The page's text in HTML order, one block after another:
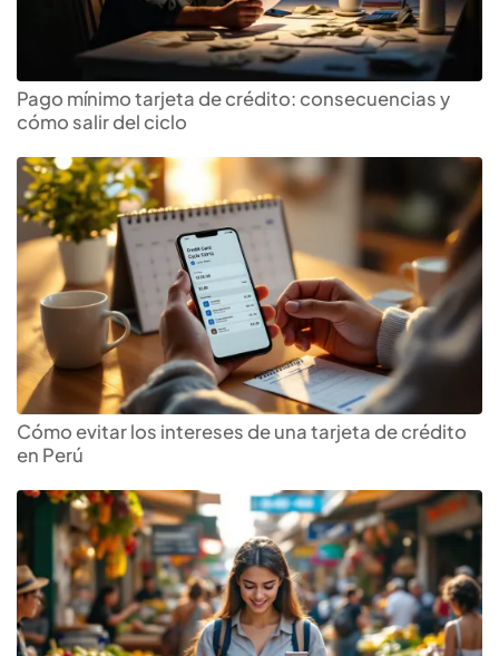
Pago mínimo tarjeta de crédito: consecuencias y
cómo salir del ciclo
Cómo evitar los intereses de una tarjeta de crédito
en Perú